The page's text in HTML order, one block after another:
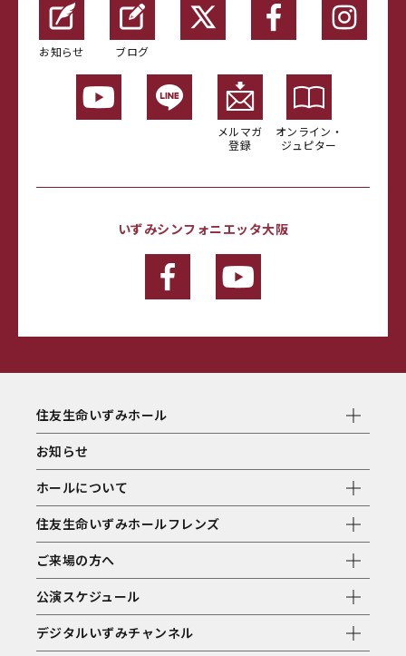
お知らせ ブログ
メルマガ
登録
オンライン・
ジュピター
いずみシンフォニエッタ大阪
住友生命いずみホール
お知らせ
ホールについて
住友生命いずみホールフレンズ
ご来場の方へ
公演スケジュール
デジタルいずみチャンネル